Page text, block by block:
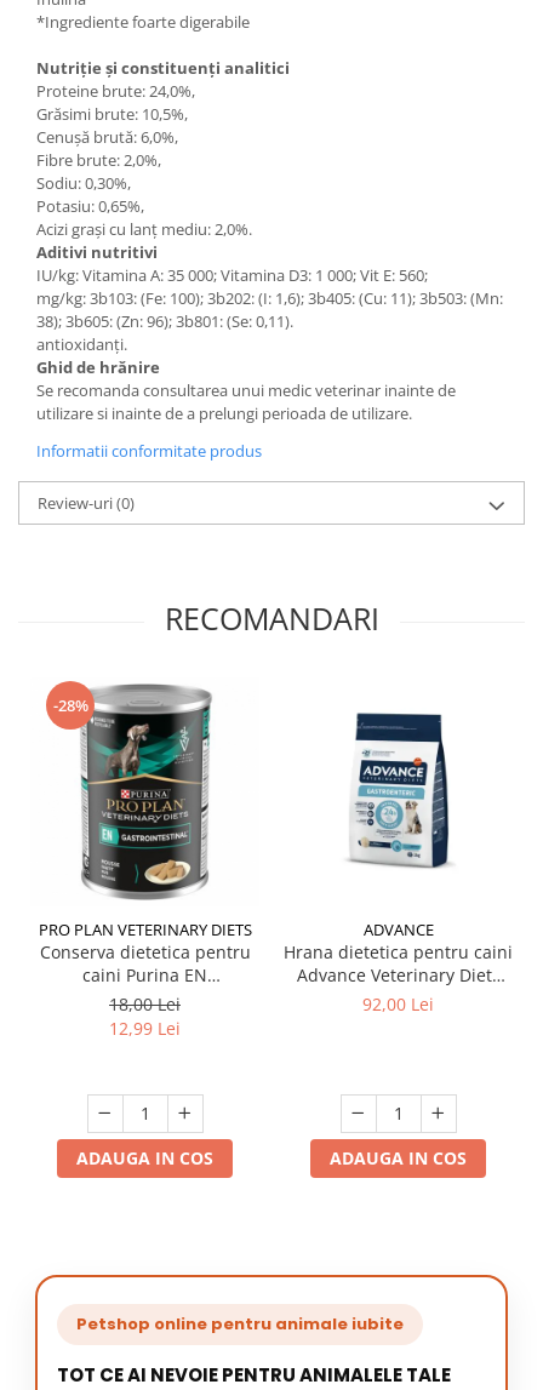
*Ingrediente foarte digerabile
Nutriție și constituenți analitici
Proteine brute: 24,0%,
Grăsimi brute: 10,5%,
Cenușă brută: 6,0%,
Fibre brute: 2,0%,
Sodiu: 0,30%,
Potasiu: 0,65%,
Acizi graşi cu lanţ mediu: 2,0%.
Aditivi nutritivi
IU/kg: Vitamina A: 35 000; Vitamina D3: 1 000; Vit E: 560;
mg/kg: 3b103: (Fe: 100); 3b202: (I: 1,6); 3b405: (Cu: 11); 3b503: (Mn:
38); 3b605: (Zn: 96); 3b801: (Se: 0,11).
antioxidanți.
Ghid de hrănire
Se recomanda consultarea unui medic veterinar inainte de
utilizare si inainte de a prelungi perioada de utilizare.
Informatii conformitate produs
Review-uri(0)
RECOMANDARI
-28%
PRO PLAN VETERINARY DIETS
Conserva dietetica pentru
caini Purina EN
Gastroenteric 400 gr
18,00 Lei
12,99 Lei
ADAUGA IN COS
ADVANCE
Hrana dietetica pentru caini
Advance Veterinary Diets
Gastroenteric 3 kg
92,00 Lei
ADAUGA IN COS
Petshop online pentru animale iubite
TOT CE AI NEVOIE PENTRU ANIMALELE TALE